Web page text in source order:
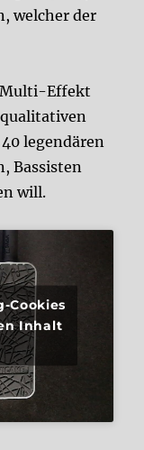
welcher der
Multi-Effekt
legendären
Bassisten
will.
Cookies
Inhalt